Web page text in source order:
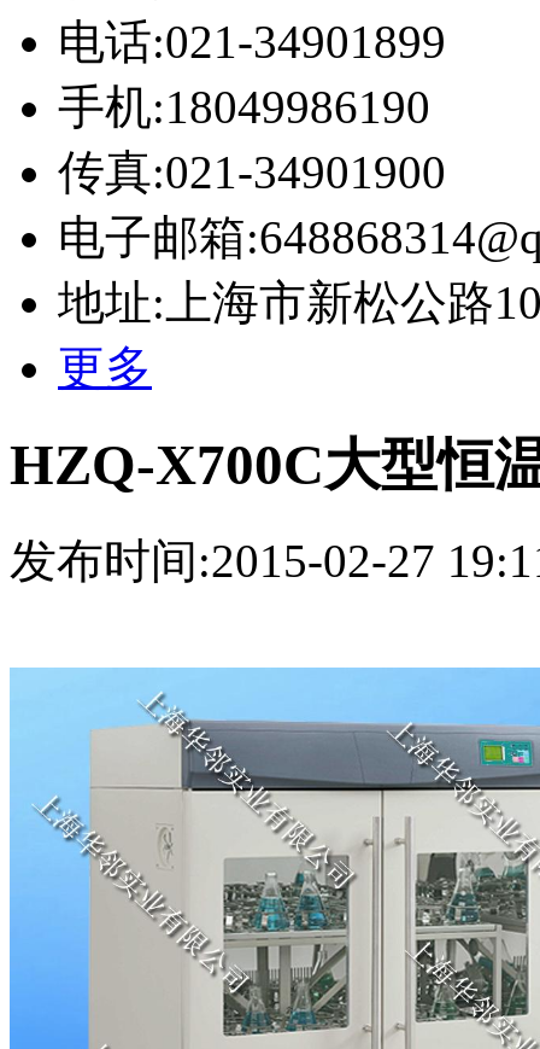
电话:021-34901899
手机:18049986190
传真:021-34901900
电子邮箱
地址:上海市新松公路
更多
HZQ-X700C大型恒
发布时间:2015-02-27